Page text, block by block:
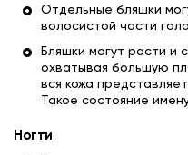
Отдельные бляшки
волосистой части
Бляшки могут расти и
охватывая большую
вся кожа
Такое состояние
Ногти